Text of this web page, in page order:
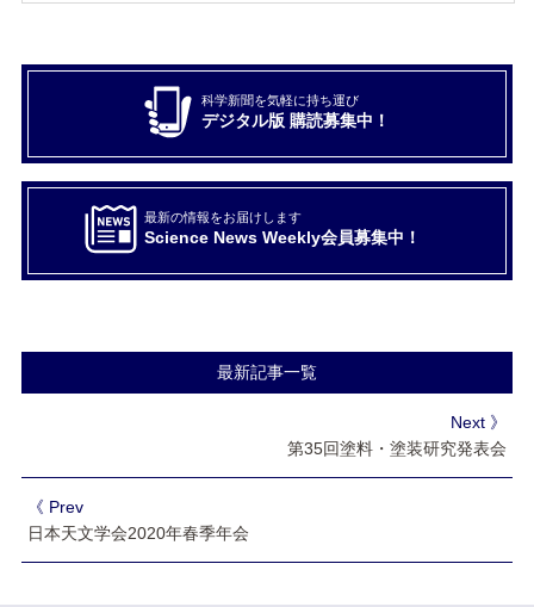
科学新聞を気軽に持ち運び
デジタル版 購読募集中！
最新の情報をお届けします
Science News Weekly会員募集中！
最新記事一覧
Next 》
第35回塗料・塗装研究発表会
《 Prev
日本天文学会2020年春季年会